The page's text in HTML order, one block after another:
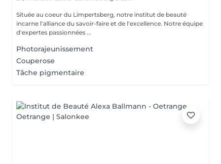
Située au coeur du Limpertsberg, notre institut de beauté
incarne l'alliance du savoir-faire et de l'excellence. Notre équipe
d'expertes passionnées ...
Photorajeunissement
Couperose
Tâche pigmentaire